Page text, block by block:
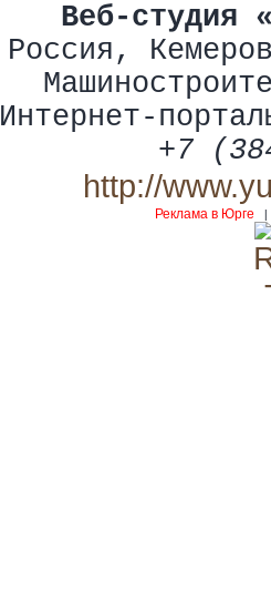
Веб-студия
Россия ,
Интернет-
+7
http://
Реклама в Юрге